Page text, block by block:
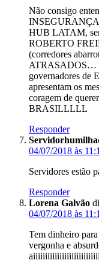
Não consigo
HUB LATAM,
ROBERTO
(corredores
ATRASADOS…
governadores de
apresentam os
coragem de
BRASILLLLL
Responder
04/07/2018 às
Servidores estão
Responder
Lorena Galvão
04/07/2018 às
Tem dinheiro
vergonha e